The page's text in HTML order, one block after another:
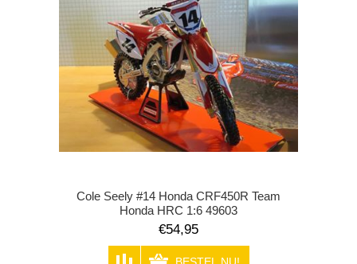
Cole Seely #14 Honda CRF450R Team
Honda HRC 1:6 49603
€54,95